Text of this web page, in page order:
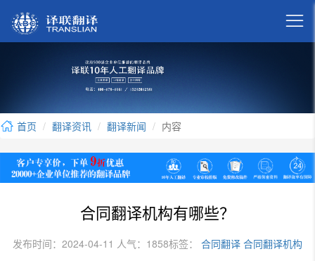

首页 翻译资讯 翻译新闻 内容
合同翻译机构有哪些？
发布时间：2024-04-11 人气：1858标签： 合同翻译 合同翻译机构